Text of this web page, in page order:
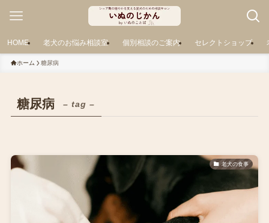
HOME 老犬のお悩み相談室 個別相談のご案内 セレクトショップ
ホーム 糖尿病
糖尿病 – tag –
老犬の食事